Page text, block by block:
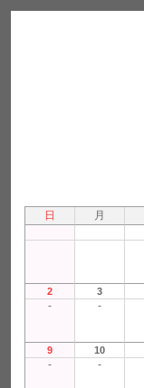
日 月
2 3
- -
9 10
- -